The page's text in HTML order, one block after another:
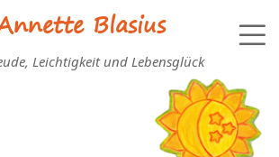
Blasius
Leichtigkeit und Lebensglück